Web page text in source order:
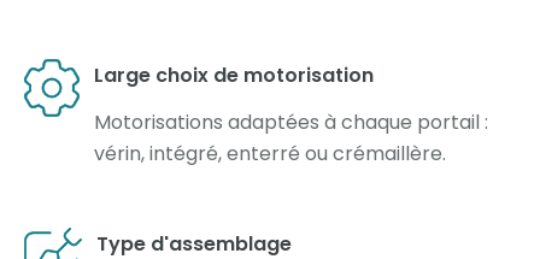
Large choix de motorisation
Motorisations adaptées à chaque portail :
vérin, intégré, enterré ou crémaillère.
Type d'assemblage